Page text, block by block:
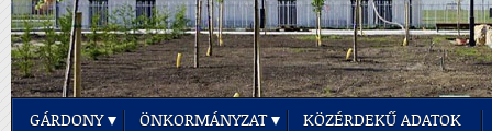
GÁRDONY ÖNKORMÁNYZAT KÖZÉRDEKŰ ADATOK